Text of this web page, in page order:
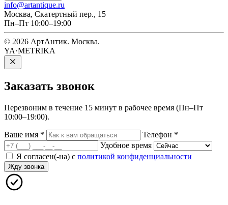
info@artantique.ru
Москва, Скатертный пер., 15
Пн–Пт 10:00–19:00
© 2026 АртАнтик. Москва.
YA·METRIKA
Заказать звонок
Перезвоним в течение 15 минут в рабочее время (Пн–Пт
10:00–19:00).
Ваше имя * Телефон *
Удобное время
Я согласен(-на) с политикой конфиденциальности
Жду звонка